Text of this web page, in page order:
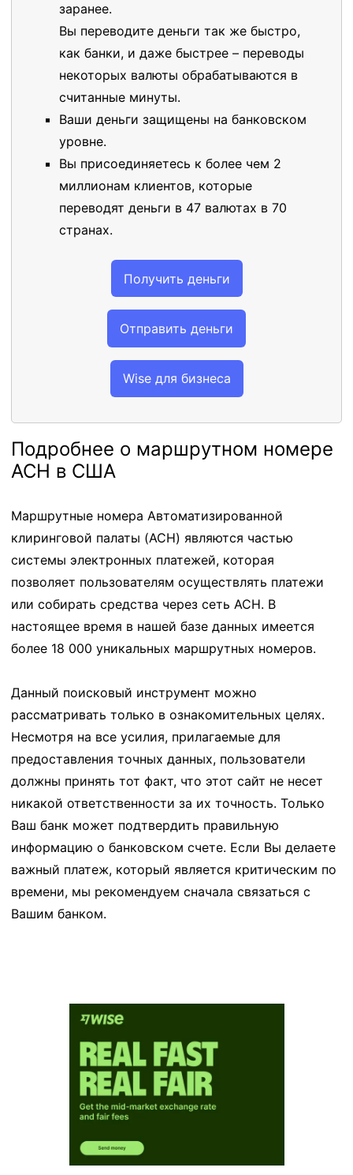
заранее.
Вы переводите деньги так же быстро,
как банки, и даже быстрее – переводы
некоторых валюты обрабатываются в
считанные минуты.
Ваши деньги защищены на банковском
уровне.
Вы присоединяетесь к более чем 2
миллионам клиентов, которые
переводят деньги в 47 валютах в 70
странах.
Получить деньги
Отправить деньги
Wise для бизнеса
Подробнее о маршрутном номере
ACH в США
Маршрутные номера Автоматизированной
клиринговой палаты (ACH) являются частью
системы электронных платежей, которая
позволяет пользователям осуществлять платежи
или собирать средства через сеть ACH. В
настоящее время в нашей базе данных имеется
более 18 000 уникальных маршрутных номеров.
Данный поисковый инструмент можно
рассматривать только в ознакомительных целях.
Несмотря на все усилия, прилагаемые для
предоставления точных данных, пользователи
должны принять тот факт, что этот сайт не несет
никакой ответственности за их точность. Только
Ваш банк может подтвердить правильную
информацию о банковском счете. Если Вы делаете
важный платеж, который является критическим по
времени, мы рекомендуем сначала связаться с
Вашим банком.